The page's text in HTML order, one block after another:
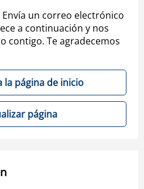
un correo electrónico
a continuación y nos
contigo. Te agradecemos
la página de inicio
página